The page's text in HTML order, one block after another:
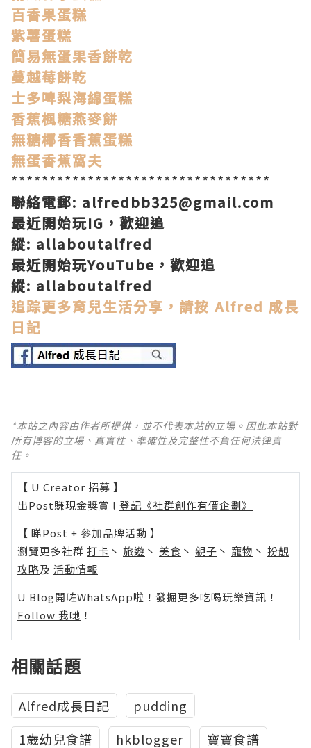
百香果蛋糕
紫薯蛋糕
簡易無蛋果香餅乾
蔓越莓餅乾
士多啤梨海綿蛋糕
香蕉楓糖燕麥餅
無糖椰香香蕉蛋糕
無蛋香蕉窩夫
**********************************
聯絡電郵: alfredbb325@gmail.com
最近開始玩IG ，歡迎追
縱: allaboutalfred
最近開始玩YouTube，歡迎追
縱: allaboutalfred
追踪更多育兒生活分享，請按 Alfred 成長
日記
*本站之內容由作者所提供，並不代表本站的立場。因此本站對
所有博客的立場、真實性、準確性及完整性不負任何法律責
任。
【 U Creator 招募 】
出Post賺現金獎賞 l 登記《社群創作有價企劃》
【 睇Post + 參加品牌活動 】
瀏覽更多社群 打卡 丶 旅遊 丶 美食 丶 親子 丶 寵物 丶 扮靚
攻略及 活動情報
U Blog開咗WhatsApp啦！發掘更多吃喝玩樂資訊！
Follow 我哋 ！
相關話題
Alfred成長日記
pudding
1歲幼兒食譜
hkblogger 寶寶食譜